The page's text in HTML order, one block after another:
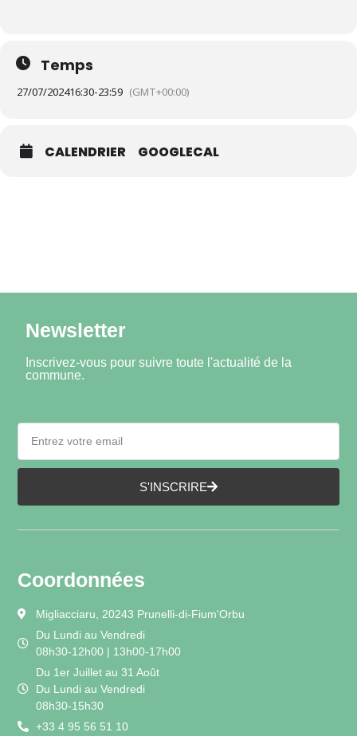
Temps
27/07/202416:30-23:59 (GMT+00:00)
CALENDRIER GOOGLECAL
Newsletter
Inscrivez-vous pour suivre toute l'actualité de la
commune.
S'INSCRIRE
Coordonnées
Migliacciaru, 20243 Prunelli-di-Fium'Orbu
Du Lundi au Vendredi
08h30-12h00 | 13h00-17h00
Du 1er Juillet au 31 Août
Du Lundi au Vendredi
08h30-15h30
+33 4 95 56 51 10